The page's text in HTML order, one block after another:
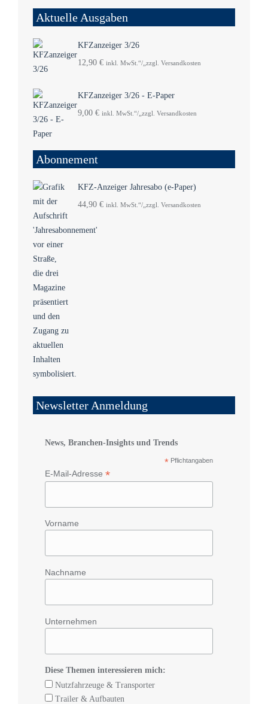
Aktuelle Ausgaben
KFZanzeiger 3/26
12,90 € inkl. MwSt.“/„zzgl. Versandkosten
KFZanzeiger 3/26 - E-Paper
9,00 € inkl. MwSt.“/„zzgl. Versandkosten
Abonnement
KFZ-Anzeiger Jahresabo (e-Paper)
44,90 € inkl. MwSt.“/„zzgl. Versandkosten
Newsletter Anmeldung
News, Branchen-Insights und Trends
* Pflichtangaben
E-Mail-Adresse *
Vorname
Nachname
Unternehmen
Diese Themen interessieren mich:
Nutzfahrzeuge & Transporter
Trailer & Aufbauten